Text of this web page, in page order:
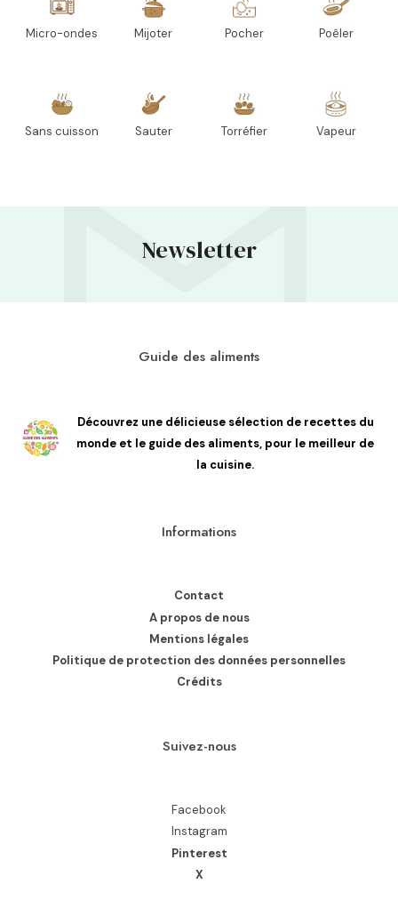
Micro-ondes Mijoter Pocher Poêler
Sans cuisson Sauter Torréfier Vapeur
Newsletter
Guide des aliments
Découvrez une délicieuse sélection de recettes du
monde et le guide des aliments, pour le meilleur de
la cuisine.
Informations
Contact
A propos de nous
Mentions légales
Politique de protection des données personnelles
Crédits
Suivez-nous
Facebook
Instagram
Pinterest
X